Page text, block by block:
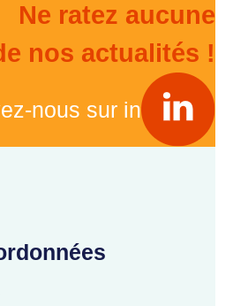
Ne ratez aucune
nos actualités !
nous sur in